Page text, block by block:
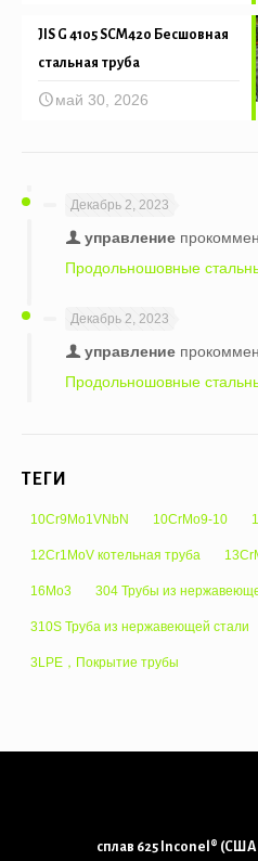
JIS G 4105 SCM420 Бесшовная
стальная труба
май 30, 2026
Декабрь 2, 2023
управление
Продольношовные
Декабрь 2, 2023
управление
Продольношовные
ТЕГИ
10Cr9Mo1VNbN 10CrMo9-10
12Cr1MoV котельная труба
16Mo3 304 Трубы из
310S Труба из нержавеющей стали
3LPE，Покрытие трубы
сплав 625 Inconel® (США